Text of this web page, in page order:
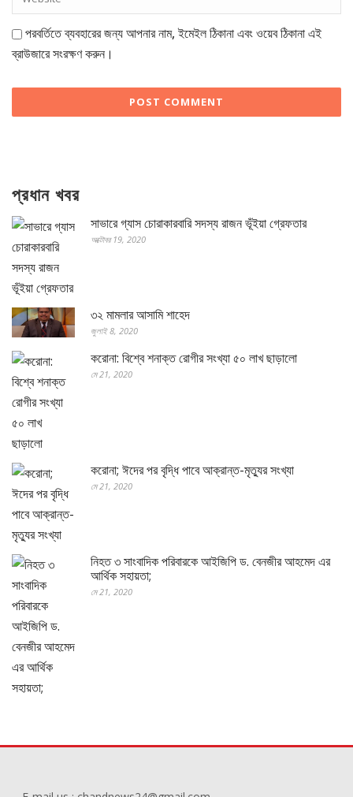
পরবর্তিতে ব্যবহারের জন্য আপনার নাম, ইমেইল ঠিকানা এবং ওয়েব ঠিকানা এই
ব্রাউজারে সংরক্ষণ করুন।
প্রধান খবর
সাভারে গ্যাস চোরাকারবারি সদস্য রাজন ভূঁইয়া গ্রেফতার
অক্টোবর 19, 2020
৩২ মামলার আসামি শাহেদ
জুলাই 8, 2020
করোনা: বিশ্বে শনাক্ত রোগীর সংখ্যা ৫০ লাখ ছাড়ালো
মে 21, 2020
করোনা; ঈদের পর বৃদ্ধি পাবে আক্রান্ত-মৃত্যুর সংখ্যা
মে 21, 2020
নিহত ৩ সাংবাদিক পরিবারকে আইজিপি ড. বেনজীর আহমেদ এর
আর্থিক সহায়তা;
মে 21, 2020